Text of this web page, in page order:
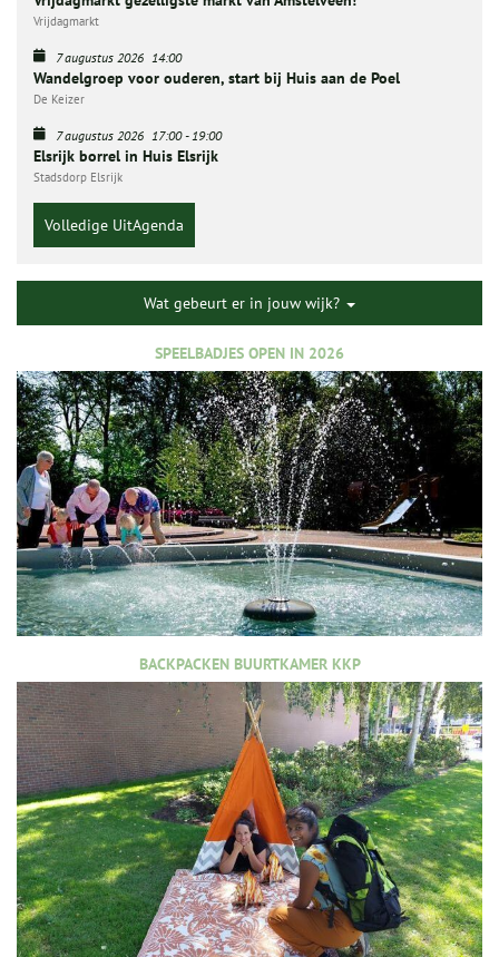
Vrijdagmarkt
7 augustus 2026 14:00
Wandelgroep voor ouderen, start bij Huis aan de Poel
De Keizer
7 augustus 2026 17:00-19:00
Elsrijk borrel in Huis Elsrijk
Stadsdorp Elsrijk
Volledige UitAgenda
Wat gebeurt er in jouw wijk?
SPEELBADJES OPEN IN 2026
BACKPACKEN BUURTKAMER KKP